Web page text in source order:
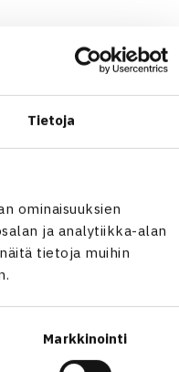
Tietoja
ominaisuuksien
ja analytiikka-alan
tietoja muihin
Markkinointi
Venäjän Alexandra